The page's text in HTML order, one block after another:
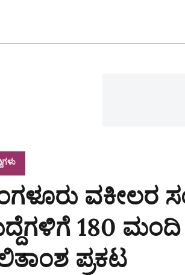
ವಕೀಲರ
180 ಮಂದಿ
ಪ್ರಕಟ